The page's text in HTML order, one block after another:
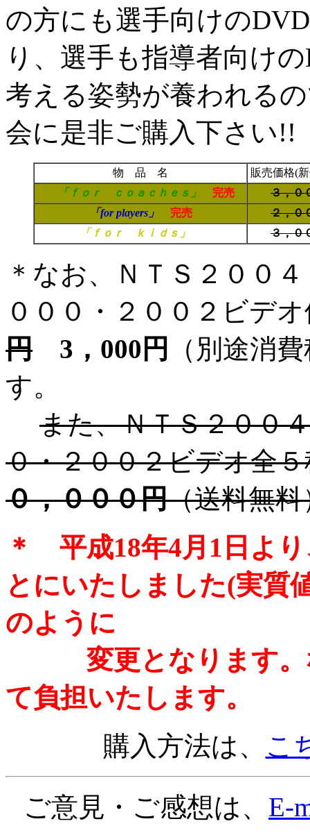
の方にも選手向けのDVD
り、選手も指導者向けの
考える姿勢が養われる
会に是非ご購入下さい!!
物 品 名
販売価格(
「ｆｏｒ ｃｏａｃｈｅｓ」
完売
３，０
「for players」 完売
２，０
「ｆｏｒ ｋｉｄｓ」
３，０
＊なお、ＮＴＳ２００
０００・２００２ビデ
円
3，000円
（別途消
す。
また、ＮＴＳ２００
０・２００２ビデオ全
０，０００円（送料無
＊ 平成18年4月1日よ
とにいたしました(実質
のように
変更となります。な
て負担いたします。
購入方法は、
こ
ご意見・ご感想は、 E-